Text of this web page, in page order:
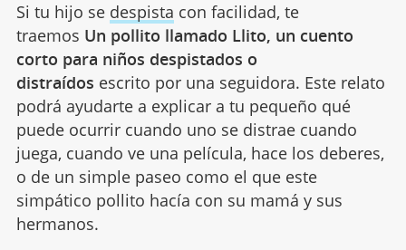
Si tu hijo se despista con facilidad, te
traemos Un pollito llamado Llito, un cuento
corto para niños despistados o
distraídos escrito por una seguidora. Este relato
podrá ayudarte a explicar a tu pequeño qué
puede ocurrir cuando uno se distrae cuando
juega, cuando ve una película, hace los deberes,
o de un simple paseo como el que este
simpático pollito hacía con su mamá y sus
hermanos.